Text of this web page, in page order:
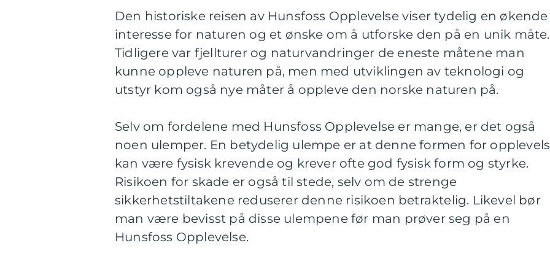
Den historiske reisen av Hunsfoss Opplevelse viser tydelig en økende
interesse for naturen og et ønske om å utforske den på en unik måte.
Tidligere var fjellturer og naturvandringer de eneste måtene man
kunne oppleve naturen på, men med utviklingen av teknologi og
utstyr kom også nye måter å oppleve den norske naturen på.
Selv om fordelene med Hunsfoss Opplevelse er mange, er det også
noen ulemper. En betydelig ulempe er at denne formen for
kan være fysisk krevende og krever ofte god fysisk form og styrke.
Risikoen for skade er også til stede, selv om de strenge
sikkerhetstiltakene reduserer denne risikoen betraktelig. Likevel bør
man være bevisst på disse ulempene før man prøver seg på en
Hunsfoss Opplevelse.